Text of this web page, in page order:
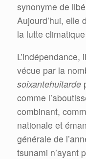
synonyme de
Aujourd’hui, elle
la lutte climatique
vécue par la
soixantehuitarde
comme
combinant,
nationale et
générale de
tsunami n’ayant